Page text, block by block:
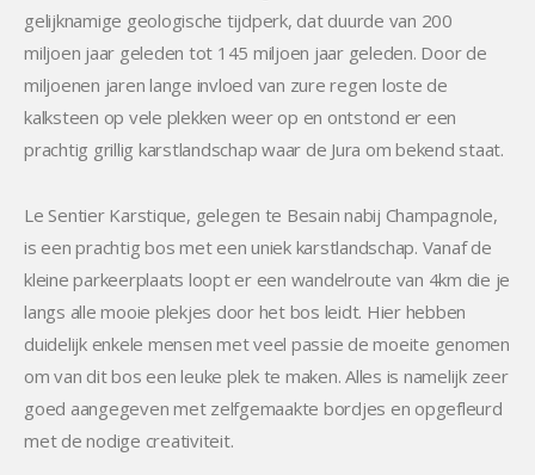
gelijknamige geologische tijdperk, dat duurde van 200
miljoen jaar geleden tot 145 miljoen jaar geleden. Door de
miljoenen jaren lange invloed van zure regen loste de
kalksteen op vele plekken weer op en ontstond er een
prachtig grillig karstlandschap waar de Jura om bekend staat.
Le Sentier Karstique, gelegen te Besain nabij Champagnole,
is een prachtig bos met een uniek karstlandschap. Vanaf de
kleine parkeerplaats loopt er een wandelroute van 4km die je
langs alle mooie plekjes door het bos leidt. Hier hebben
duidelijk enkele mensen met veel passie de moeite genomen
om van dit bos een leuke plek te maken. Alles is namelijk zeer
goed aangegeven met zelfgemaakte bordjes en opgefleurd
met de nodige creativiteit.